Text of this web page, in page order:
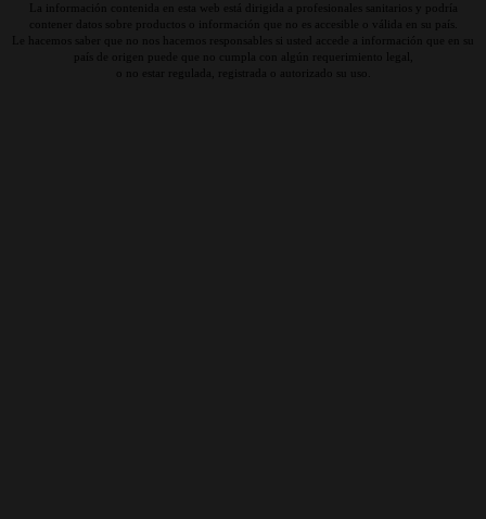
La información contenida en esta web está dirigida a profesionales sanitarios y podría
contener datos sobre productos o información que no es accesible o válida en su país.
Le hacemos saber que no nos hacemos responsables si usted accede a información que en su
país de origen puede que no cumpla con algún requerimiento legal,
o no estar regulada, registrada o autorizado su uso.